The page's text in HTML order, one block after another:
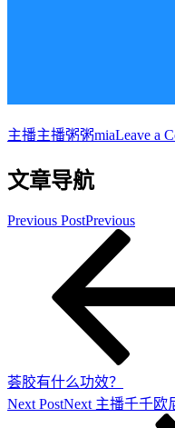
主播主播粥粥miaLeave a
文章导航
Previous PostPrevious
荟胶有什么功效？
Next PostNext 主播千千欧